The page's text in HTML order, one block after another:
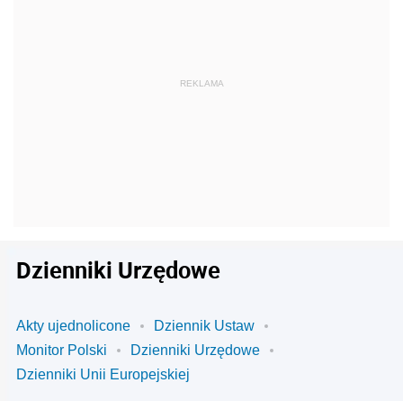
Dzienniki Urzędowe
Akty ujednolicone
Dziennik Ustaw
Monitor Polski
Dzienniki Urzędowe
Dzienniki Unii Europejskiej